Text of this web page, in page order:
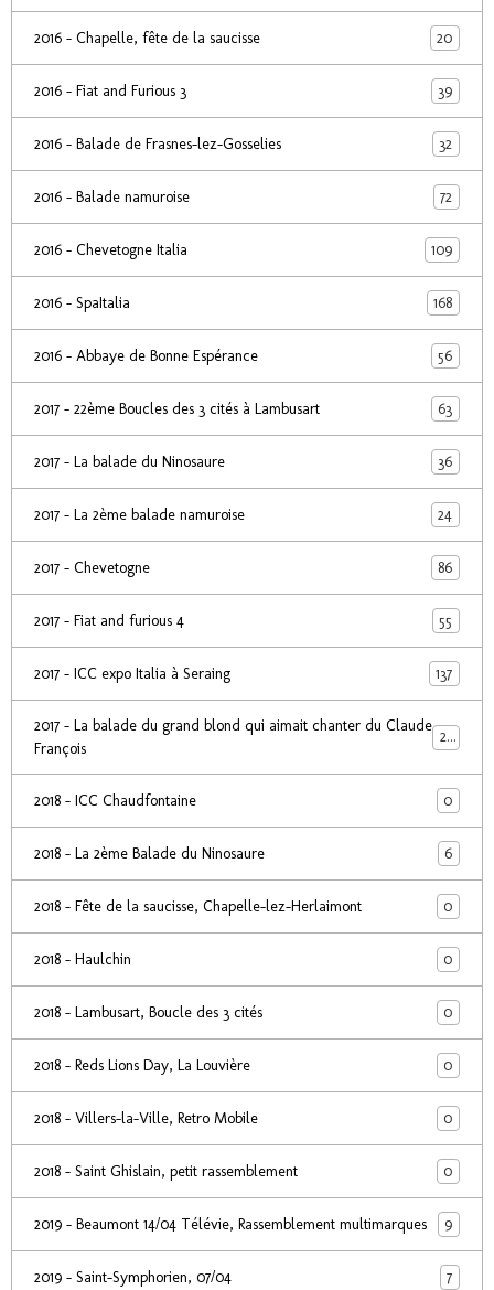
2016 - Chapelle, fête de la saucisse 20
2016 - Fiat and Furious 3 39
2016 - Balade de Frasnes-lez-Gosselies 32
2016 - Balade namuroise 72
2016 - Chevetogne Italia 109
2016 - SpaItalia 168
2016 - Abbaye de Bonne Espérance 56
2017 - 22ème Boucles des 3 cités à Lambusart 63
2017 - La balade du Ninosaure 36
2017 - La 2ème balade namuroise 24
2017 - Chevetogne 86
2017 - Fiat and furious 4 55
2017 - ICC expo Italia à Seraing 137
2017 - La balade du grand blond qui aimait chanter du Claude
François
24
2018 - ICC Chaudfontaine 0
2018 - La 2ème Balade du Ninosaure 6
2018 - Fête de la saucisse, Chapelle-lez-Herlaimont 0
2018 - Haulchin 0
2018 - Lambusart, Boucle des 3 cités 0
2018 - Reds Lions Day, La Louvière 0
2018 - Villers-la-Ville, Retro Mobile 0
2018 - Saint Ghislain, petit rassemblement 0
2019 - Beaumont 14/04 Télévie, Rassemblement multimarques 9
2019 - Saint-Symphorien, 07/04 7